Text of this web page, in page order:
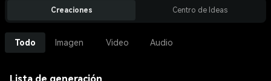
Creaciones Centro de Ideas
Todo Imagen Video Audio